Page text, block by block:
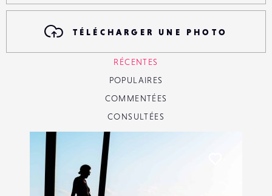
TÉLÉCHARGER UNE PHOTO
RÉCENTES
POPULAIRES
COMMENTÉES
CONSULTÉES